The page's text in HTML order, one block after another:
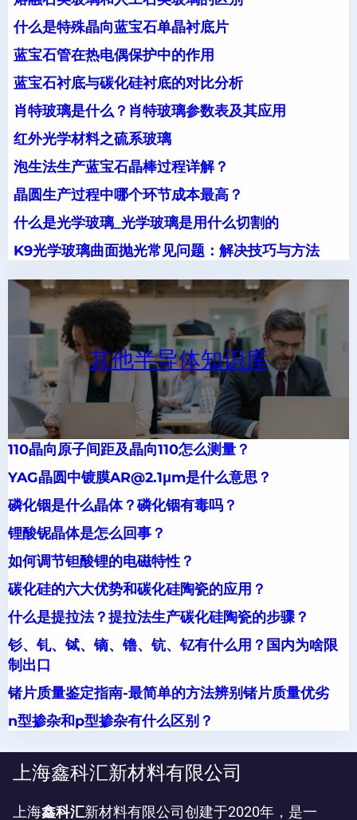
什么是特殊晶向蓝宝石单晶衬底片
蓝宝石管在热电偶保护中的作用
蓝宝石衬底与碳化硅衬底的对比分析
肖特玻璃是什么？肖特玻璃参数表及其应用
红外光学材料之硫系玻璃
泡生法生产蓝宝石晶棒过程详解？
晶圆生产过程中哪个环节成本最高？
什么是光学玻璃_光学玻璃是用什么切割的
K9光学玻璃曲面抛光常见问题：解决技巧与方法
其他半导体知识库
110晶向原子间距及晶向110怎么测量？
YAG晶圆中镀膜AR@2.1μm是什么意思？
磷化铟是什么晶体？磷化铟有毒吗？
锂酸铌晶体是怎么回事？
如何调节钽酸锂的电磁特性？
碳化硅的六大优势和碳化硅陶瓷的应用？
什么是提拉法？提拉法生产碳化硅陶瓷的步骤？
钐、钆、铽、镝、镥、钪、钇有什么用？国内为啥限
制出口
锗片质量鉴定指南-最简单的方法辨别锗片质量优劣
n型掺杂和p型掺杂有什么区别？
上海鑫科汇新材料有限公司
上海鑫科汇新材料有限公司创建于2020年，是一